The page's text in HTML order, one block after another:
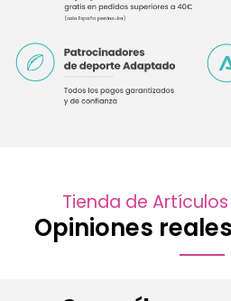
Tienda de
Opiniones